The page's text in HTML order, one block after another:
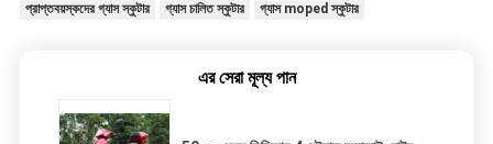
প্রাপ্তবয়স্কদের গ্যাস স্কুটার গ্যাস চালিত স্কুটার গ্যাস moped স্কুটার
এর সেরা মূল্য পান